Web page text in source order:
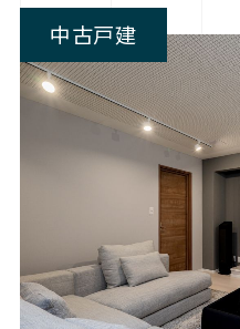
中古戸建